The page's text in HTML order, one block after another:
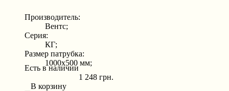
Производитель:
Вентс;
Серия:
КГ;
Размер патрубка:
1000x500 мм;
Есть в наличии
1 248 грн.
В корзину